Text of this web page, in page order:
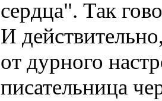
сердца". Так
И
от дурного
писательница